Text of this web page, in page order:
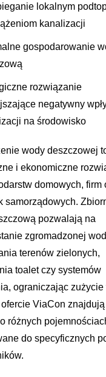
lokalnym
kanalizacji
gospodarowanie
rozwiązanie
negatywny
na środowisko
wody deszczowej
i ekonomiczne
domowych, firm
samorządowych.
pozwalają na
zgromadzonej
terenów zielonych,
toalet czy systemów
ograniczając
ViaCon
różnych
do specyficznych